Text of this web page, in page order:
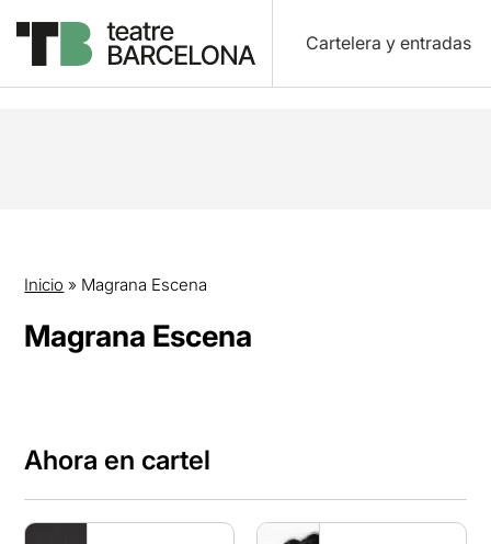
Cartelera y entradas
Inicio » Magrana Escena
Magrana Escena
Ahora en cartel